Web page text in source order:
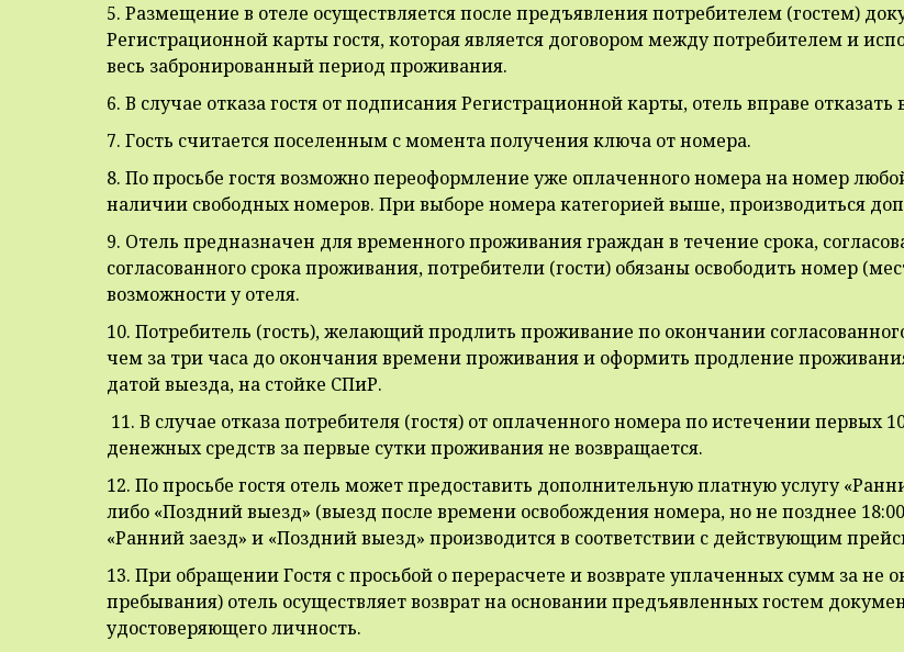
5. Размещение в отеле осуществляется после предъявления потребителем (гостем)
Регистрационной карты гостя, которая является договором между потребителем и
весь забронированный период проживания.
6. В случае отказа гостя от подписания Регистрационной карты, отель вправе отказать
7. Гость считается поселенным с момента получения ключа от номера.
8. По просьбе гостя возможно переоформление уже оплаченного номера на номер
наличии свободных номеров. При выборе номера категорией выше, производиться
9. Отель предназначен для временного проживания граждан в течение срока,
согласованного срока проживания, потребители (гости) обязаны освободить номер
возможности у отеля.
10. Потребитель (гость), желающий продлить проживание по окончании
чем за три часа до окончания времени проживания и оформить продление
датой выезда, на стойке СПиР.
11. В случае отказа потребителя (гостя) от оплаченного номера по истечении первых
денежных средств за первые сутки проживания не возвращается.
12. По просьбе гостя отель может предоставить дополнительную платную услугу
либо «Поздний выезд» (выезд после времени освобождения номера, но не позднее
«Ранний заезд» и «Поздний выезд» производится в соответствии с действующим
13. При обращении Гостя с просьбой о перерасчете и возврате уплаченных сумм за не
пребывания) отель осуществляет возврат на основании предъявленных гостем
удостоверяющего личность.